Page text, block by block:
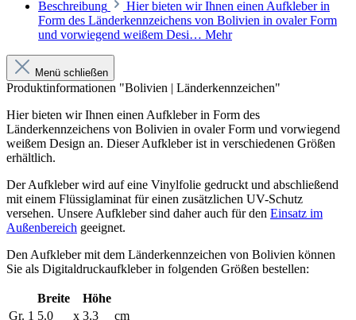
Beschreibung
Hier bieten wir Ihnen einen Aufkleber in
Form des Länderkennzeichens von Bolivien in ovaler Form
und vorwiegend weißem Desi… Mehr
Menü schließen
Produktinformationen "Bolivien | Länderkennzeichen"
Hier bieten wir Ihnen einen Aufkleber in Form des
Länderkennzeichens von Bolivien in ovaler Form und vorwiegend
weißem Design an. Dieser Aufkleber ist in verschiedenen Größen
erhältlich.
Der Aufkleber wird auf eine Vinylfolie gedruckt und abschließend
mit einem Flüssiglaminat für einen zusätzlichen UV-Schutz
versehen. Unsere Aufkleber sind daher auch für den Einsatz im
Außenbereich geeignet.
Den Aufkleber mit dem Länderkennzeichen von Bolivien können
Sie als Digitaldruckaufkleber in folgenden Größen bestellen:
Breite
Höhe
Gr. 1 5.0 x 3.3
cm